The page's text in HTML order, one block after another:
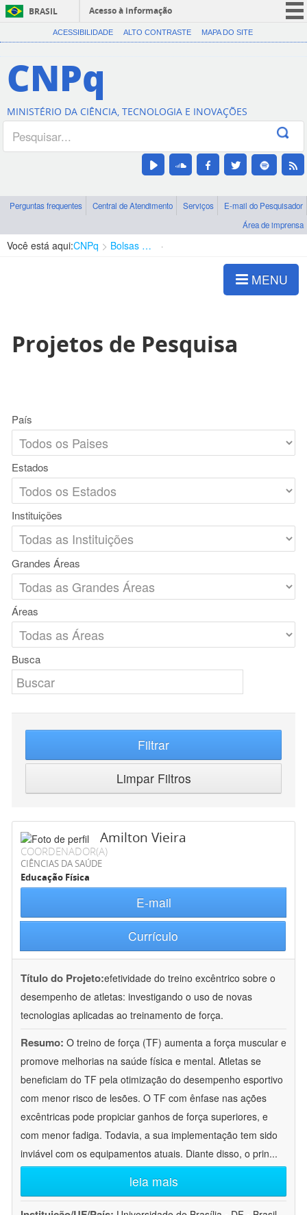
BRASIL
Acesso à informação
CORONAVÍRUS (COVID-19)
Canais
ACESSIBILIDADE ALTO CONTRASTE MAPA DO SITE
CNPq
MINISTÉRIO DA CIÊNCIA, TECNOLOGIA E INOVAÇÕES
Perguntas frequentes Central de Atendimento Serviços
E-mail do Pesquisador
Área de imprensa
Você está aqui:CNPq Bolsas e Auxílios Vigentes
MENU
Projetos de Pesquisa
País
Estados
Instituições
Grandes Áreas
Áreas
Busca
Filtrar
Limpar Filtros
Amilton Vieira
COORDENADOR(A)
CIÊNCIAS DA SAÚDE
Educação Física
E-mail
Currículo
Título do Projeto:efetividade do treino excêntrico sobre o
desempenho de atletas: investigando o uso de novas
tecnologias aplicadas ao treinamento de força.
Resumo: O treino de força (TF) aumenta a força muscular e
promove melhorias na saúde física e mental. Atletas se
beneficiam do TF pela otimização do desempenho esportivo
com menor risco de lesões. O TF com ênfase nas ações
excêntricas pode propiciar ganhos de força superiores, e
com menor fadiga. Todavia, a sua implementação tem sido
inviável com os equipamentos atuais. Diante disso, o prin...
leia mais